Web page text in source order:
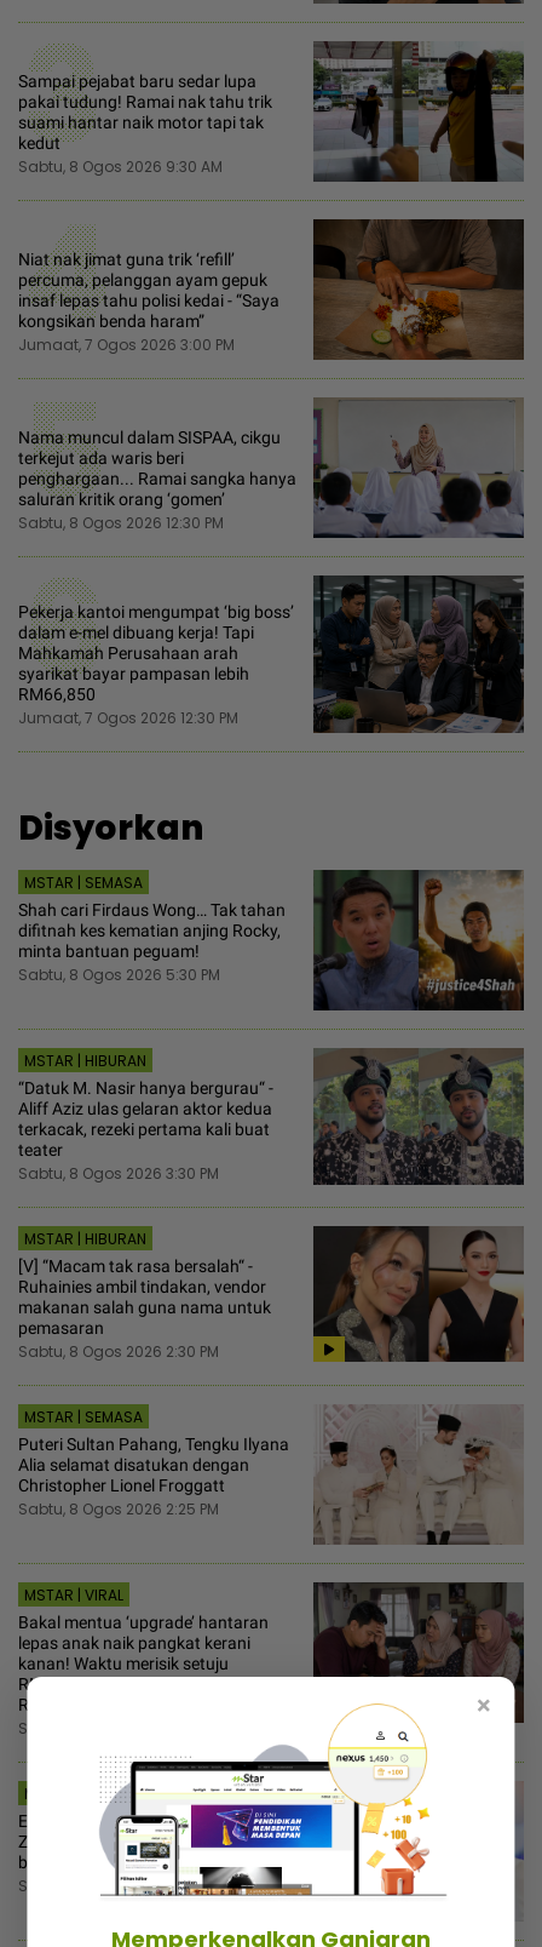
3
Sampai pejabat baru sedar lupa
pakai tudung! Ramai nak tahu trik
suami hantar naik motor tapi tak
kedut
Sabtu, 8 Ogos 2026 9:30 AM
4
Niat nak jimat guna trik ‘refill’
percuma, pelanggan ayam gepuk
insaf lepas tahu polisi kedai - “Saya
kongsikan benda haram”
Jumaat, 7 Ogos 2026 3:00 PM
5
Nama muncul dalam SISPAA, cikgu
terkejut ada waris beri
penghargaan... Ramai sangka hanya
saluran kritik orang ‘gomen’
Sabtu, 8 Ogos 2026 12:30 PM
6
Pekerja kantoi mengumpat ‘big boss’
dalam e-mel dibuang kerja! Tapi
Mahkamah Perusahaan arah
syarikat bayar pampasan lebih
RM66,850
Jumaat, 7 Ogos 2026 12:30 PM
Disyorkan
MSTAR | SEMASA
Shah cari Firdaus Wong… Tak tahan
difitnah kes kematian anjing Rocky,
minta bantuan peguam!
Sabtu, 8 Ogos 2026 5:30 PM
MSTAR | HIBURAN
“Datuk M. Nasir hanya bergurau“ -
Aliff Aziz ulas gelaran aktor kedua
terkacak, rezeki pertama kali buat
teater
Sabtu, 8 Ogos 2026 3:30 PM
MSTAR | HIBURAN
[V] “Macam tak rasa bersalah“ -
Ruhainies ambil tindakan, vendor
makanan salah guna nama untuk
pemasaran
Sabtu, 8 Ogos 2026 2:30 PM
MSTAR | SEMASA
Puteri Sultan Pahang, Tengku Ilyana
Alia selamat disatukan dengan
Christopher Lionel Froggatt
Sabtu, 8 Ogos 2026 2:25 PM
MSTAR | VIRAL
Bakal mentua ‘upgrade’ hantaran
lepas anak naik pangkat kerani
kanan! Waktu merisik setuju
RM15,000... Lepas 2 minggu minta
RM25,000
Sabtu, 8 Ogos 2026 2:00 PM
MSTAR | HIBURAN
Enggan mainkan perasaan, Iqbal
Zulkefli tolak tawaran lumayan gimik
bercinta dengan artis
Sabtu, 8 Ogos 2026 1:15 PM
×
Memperkenalkan Ganjaran